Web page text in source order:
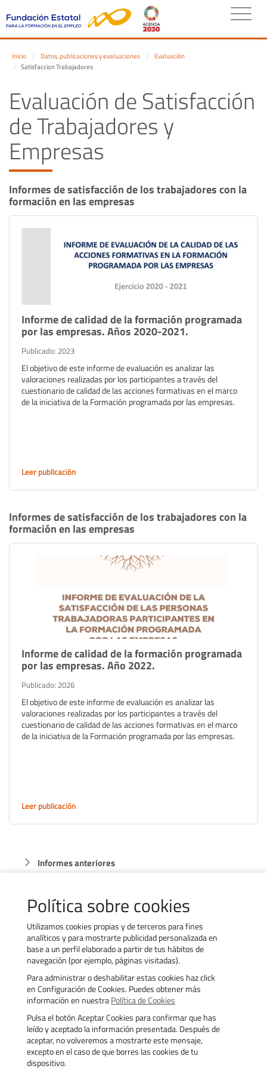
Política sobre cookies
Utilizamos cookies propias y de terceros para fines
analíticos y para mostrarte publicidad personalizada en
base a un perfil elaborado a partir de tus hábitos de
navegación (por ejemplo, páginas visitadas).
Para administrar o deshabilitar estas cookies haz click
en Configuración de Cookies. Puedes obtener más
información en nuestraPolítica de Cookies
Pulsa el botón Aceptar Cookies para confirmar que has
leído y aceptado la información presentada. Después de
aceptar, no volveremos a mostrarte este mensaje,
excepto en el caso de que borres las cookies de tu
dispositivo.
Inicio Datos, publicaciones y evaluaciones
Evaluación
Satisfaccion Trabajadores
Evaluación de Satisfacción
de Trabajadores y
Empresas
Informes de satisfacción de los trabajadores con la
formación en las empresas
Informe de calidad de la formación programada
por las empresas. Años 2020-2021.
Publicado: 2023
El objetivo de este informe de evaluación es analizar las
valoraciones realizadas por los participantes a través del
cuestionario de calidad de las acciones formativas en el marco
de la iniciativa de la Formación programada por las empresas.
Leer publicación
Informes de satisfacción de los trabajadores con la
formación en las empresas
Informe de calidad de la formación programada
por las empresas. Año 2022.
Publicado: 2026
El objetivo de este informe de evaluación es analizar las
valoraciones realizadas por los participantes a través del
cuestionario de calidad de las acciones formativas en el marco
de la iniciativa de la Formación programada por las empresas.
Leer publicación
Informes anteriores
Informes anteriores
Contacto
Política de uso de cookies
Política de privacidad
Accesibilidad
Trabaja con nosotros
Transparencia
Aviso legal
Trámites